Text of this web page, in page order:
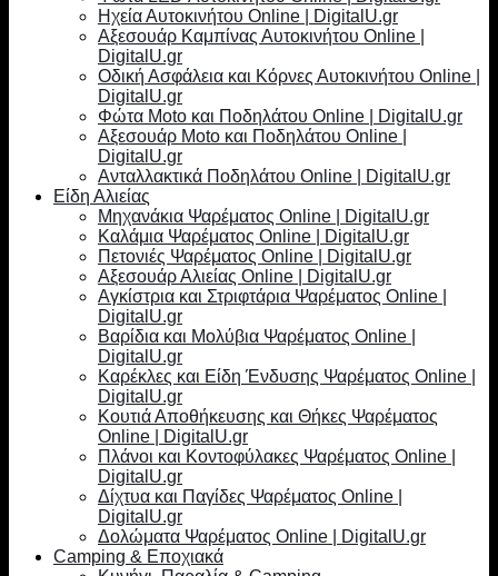
Ηχεία Αυτοκινήτου Online | DigitalU.gr
Αξεσουάρ Καμπίνας Αυτοκινήτου Online |
DigitalU.gr
Οδική Ασφάλεια και Κόρνες Αυτοκινήτου Online |
DigitalU.gr
Φώτα Moto και Ποδηλάτου Online | DigitalU.gr
Αξεσουάρ Moto και Ποδηλάτου Online |
DigitalU.gr
Ανταλλακτικά Ποδηλάτου Online | DigitalU.gr
Είδη Αλιείας
Μηχανάκια Ψαρέματος Online | DigitalU.gr
Καλάμια Ψαρέματος Online | DigitalU.gr
Πετονιές Ψαρέματος Online | DigitalU.gr
Αξεσουάρ Αλιείας Online | DigitalU.gr
Αγκίστρια και Στριφτάρια Ψαρέματος Online |
DigitalU.gr
Βαρίδια και Μολύβια Ψαρέματος Online |
DigitalU.gr
Καρέκλες και Είδη Ένδυσης Ψαρέματος Online |
DigitalU.gr
Κουτιά Αποθήκευσης και Θήκες Ψαρέματος
Online | DigitalU.gr
Πλάνοι και Κοντοφύλακες Ψαρέματος Online |
DigitalU.gr
Δίχτυα και Παγίδες Ψαρέματος Online |
DigitalU.gr
Δολώματα Ψαρέματος Online | DigitalU.gr
Camping & Εποχιακά